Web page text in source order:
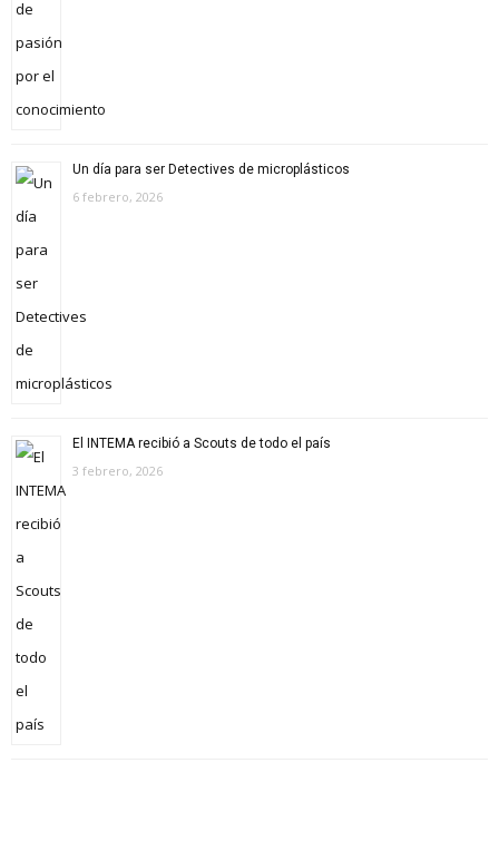
Un día para ser Detectives de microplásticos
6 febrero, 2026
El INTEMA recibió a Scouts de todo el país
3 febrero, 2026